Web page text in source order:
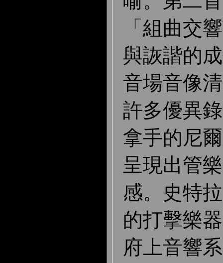
「組曲交
與詼諧的
音場音像
許多優異
拿手的尼
呈現出管
感。史特
的打擊樂
府上音響